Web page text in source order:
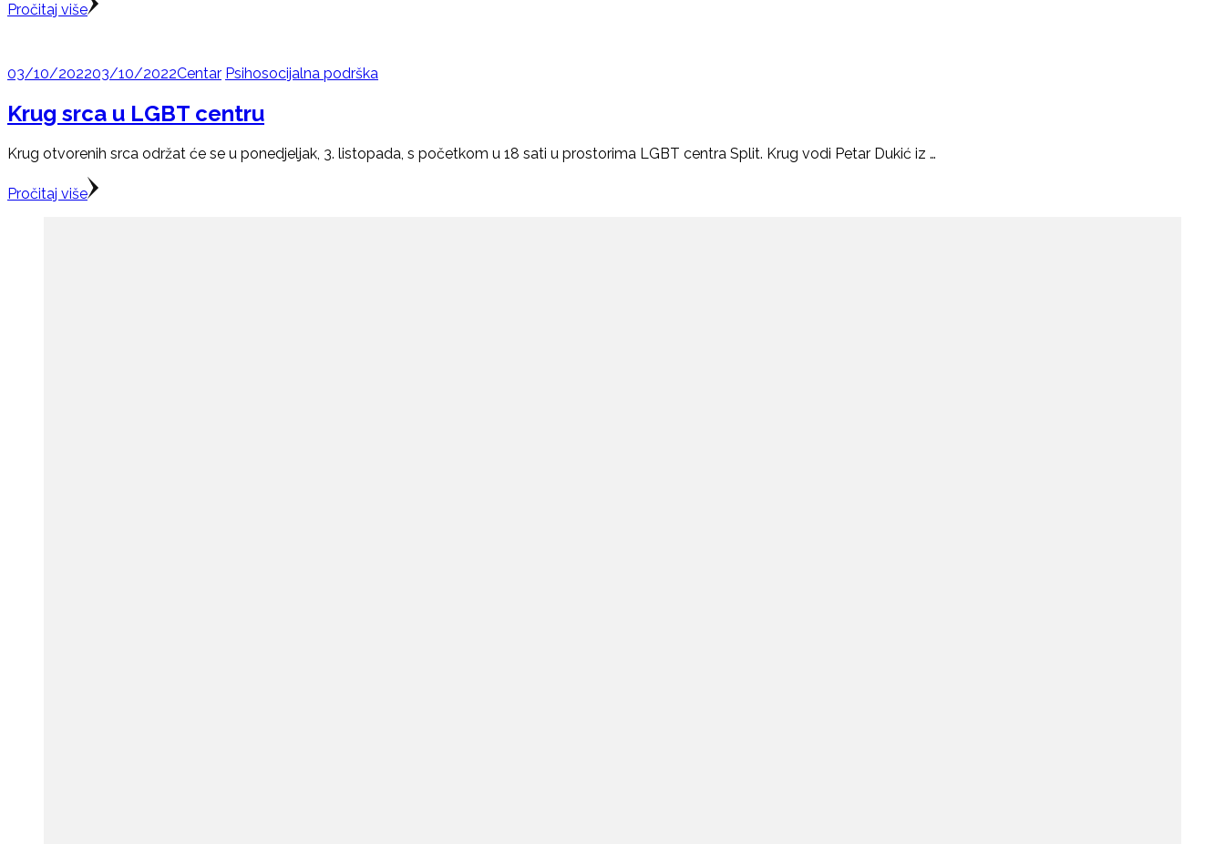
Pročitaj više
03/10/202203/10/2022Centar Psihosocijalna podrška
Krug srca u LGBT centru
Krug otvorenih srca održat će se u ponedjeljak, 3. listopada, s početkom u 18 sati u prostorima LGBT centra Split. Krug vodi Petar Dukić iz …
Pročitaj više